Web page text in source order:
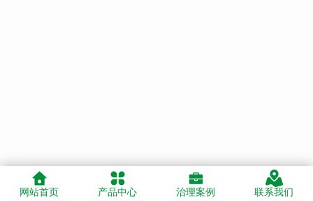
网站首页 产品中心 治理案例 联系我们